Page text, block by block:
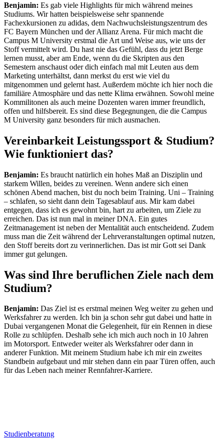
Benjamin: Es gab viele Highlights für mich während meines
Studiums. Wir hatten beispielsweise sehr spannende
Fachexkursionen zu adidas, dem Nachwuchsleistungszentrum des
FC Bayern München und der Allianz Arena. Für mich macht die
Campus M University erstmal die Art und Weise aus, wie uns der
Stoff vermittelt wird. Du hast nie das Gefühl, dass du jetzt Berge
lernen musst, aber am Ende, wenn du die Skripten aus den
Semestern anschaust oder dich einfach mal mit Leuten aus dem
Marketing unterhältst, dann merkst du erst wie viel du
mitgenommen und gelernt hast. Außerdem möchte ich hier noch die
familiäre Atmosphäre und das nette Klima erwähnen. Sowohl meine
Kommilitonen als auch meine Dozenten waren immer freundlich,
offen und hilfsbereit. Es sind diese Begegnungen, die die Campus
M University ganz besonders für mich ausmachen.
Vereinbarkeit Leistungssport & Studium?
Wie funktioniert das?
Benjamin: Es braucht natürlich ein hohes Maß an Disziplin und
starkem Willen, beides zu vereinen. Wenn andere sich einen
schönen Abend machen, bist du noch beim Training. Uni – Training
– schlafen, so sieht dann dein Tagesablauf aus. Mir kam dabei
entgegen, dass ich es gewohnt bin, hart zu arbeiten, um Ziele zu
erreichen. Das ist nun mal in meiner DNA. Ein gutes
Zeitmanagement ist neben der Mentalität auch entscheidend. Zudem
muss man die Zeit während der Lehrveranstaltungen optimal nutzen,
den Stoff bereits dort zu verinnerlichen. Das ist mir Gott sei Dank
immer gut gelungen.
Was sind Ihre beruflichen Ziele nach dem
Studium?
Benjamin: Das Ziel ist es erstmal meinen Weg weiter zu gehen und
Werksfahrer zu werden. Ich bin ja schon sehr gut dabei und hatte in
Dubai vergangenen Monat die Gelegenheit, für ein Rennen in diese
Rolle zu schlüpfen. Deshalb sehe ich mich auch noch in 10 Jahren
im Motorsport. Entweder weiter als Werksfahrer oder dann in
anderer Funktion. Mit meinem Studium habe ich mir ein zweites
Standbein aufgebaut und mir stehen dann ein paar Türen offen, auch
für das Leben nach meiner Rennfahrer-Karriere.
Studienberatung